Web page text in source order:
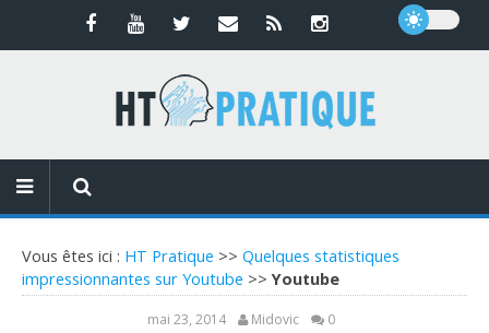
Vous êtes ici : HT Pratique >> Quelques statistiques
impressionnantes sur Youtube >>Youtube
mai 23, 2014 Midovic 0